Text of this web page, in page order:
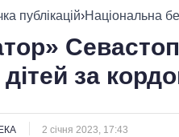
УСІ ПОЛІТИКИ ПРЕЗИДЕНТ І
публікацій›Національна
за
2 січня 2023, 17:43